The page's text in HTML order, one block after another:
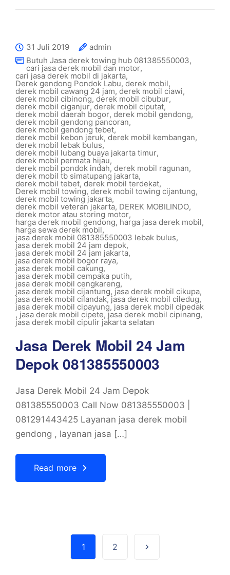
31 Juli 2019
admin
Butuh Jasa derek towing hub 081385550003,
cari jasa derek mobil dan motor,
cari jasa derek mobil di jakarta,
Derek gendong Pondok Labu, derek mobil,
derek mobil cawang 24 jam, derek mobil ciawi,
derek mobil cibinong, derek mobil cibubur,
derek mobil ciganjur,derek mobil ciputat,
derek mobil daerah bogor, derek mobil gendong,
derek mobil gendong pancoran,
derek mobil gendong tebet,
derek mobil kebon jeruk, derek mobil kembangan,
derek mobil lebak bulus,
derek mobil lubang buaya jakarta timur,
derek mobil permata hijau,
derek mobil pondok indah, derek mobil ragunan,
derek mobil tb simatupang jakarta,
derek mobil tebet, derek mobil terdekat,
Derek mobil towing, derek mobil towing cijantung,
derek mobil towing jakarta,
derek mobil veteran jakarta, DEREK MOBILINDO,
derek motor atau storing motor,
harga derek mobil gendong, harga jasa derek mobil,
harga sewa derek mobil,
jasa derek mobil 081385550003 lebak bulus,
jasa derek mobil 24 jam depok,
jasa derek mobil 24 jam jakarta,
jasa derek mobil bogor raya,
jasa derek mobil cakung,
jasa derek mobil cempaka putih,
jasa derek mobil cengkareng,
jasa derek mobil cijantung, jasa derek mobil cikupa,
jasa derek mobil cilandak,jasa derek mobil ciledug,
jasa derek mobil cipayung, jasa derek mobil cipedak
, jasa derek mobil cipete,jasa derek mobil cipinang,
jasa derek mobil cipulir jakarta selatan
Jasa Derek Mobil 24 Jam
Depok 081385550003
Jasa Derek Mobil 24 Jam Depok
081385550003 Call Now 081385550003 |
081291443425 Layanan jasa derek mobil
gendong , layanan jasa […]
Read more
1 2